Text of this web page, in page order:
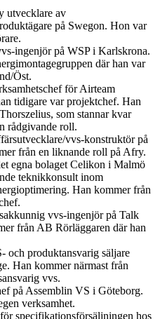
utvecklare av
på Swegon. Hon var
ingenjör på WSP i Karlskrona.
där han var
Öst.
för Airteam
tidigare var projektchef. Han
som stannar kvar
rådgivande roll.
vvs-konstruktör på
från en liknande roll på Afry.
egna bolaget Celikon i Malmö
teknikkonsult inom
Han kommer från
vvs-ingenjör på Talk
från AB Rörläggaren där han
och produktansvarig säljare
Han kommer närmast från
vvs.
på Assemblin VS i Göteborg.
verksamhet.
specifikationsförsäljningen hos